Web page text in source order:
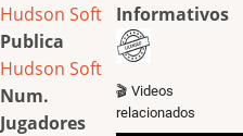
Hudson Soft
Publica
Hudson Soft
Num.
Jugadores
Informativos
🎬 Videos
relacionados